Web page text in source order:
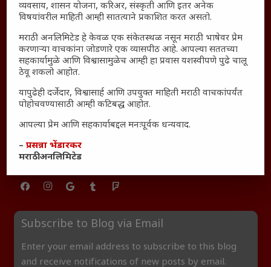
तरुणांच्या मनात नेमकं काय चाललंय?
महाराष्ट्रातील बदलत्या हवामानाचा शेतीवर वाढता परिणाम:
शेतकऱ्यांसमोरील नवीन आव्हाने आणि संधी
महाराष्ट्र आणि संपूर्ण भारतातील शेतकऱ्यांना मान्सूनचे महत्त्व
‘कॉकरोच जनता पार्टी’ची वेबसाईट अचानक डाउन; सोशल
मीडियावर चर्चांना उधाण
सार्वजनिक नोंद: पेमेंट डिफॉल्ट प्रकरण – Kris Ankem [FFME]
धावपळीच्या जीवनात शांततेचा शोध – Meditation का आवश्यक
आहे?
Subscribe to Blog via Email
Enter your email address to subscribe to this blog
and receive notifications of new posts by email.
व्यवसाय, शासन योजना, करिअर, संस्कृती आणि इतर अनेक
विषयांवरील माहिती आम्ही सातत्याने प्रकाशित करत असतो.
मराठी अनलिमिटेड हे केवळ एक संकेतस्थळ नसून मराठी भाषेवर प्रेम
करणाऱ्या वाचकांना जोडणारे एक व्यासपीठ आहे. आपल्या सततच्या
सहकार्यामुळे आणि विश्वासामुळेच आम्ही हा प्रवास यशस्वीपणे पुढे चालू
ठेवू शकलो आहोत.
यापुढेही दर्जेदार, विश्वासार्ह आणि उपयुक्त माहिती मराठी वाचकांपर्यंत
पोहोचवण्यासाठी आम्ही कटिबद्ध आहोत.
आपल्या प्रेम आणि सहकार्याबद्दल मनःपूर्वक धन्यवाद.
–प्रसन्ना भेंडारकर
मराठी अनलिमिटेड